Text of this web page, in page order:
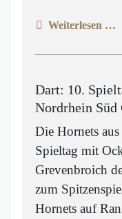
Weiterlesen …
Dart: 10.
Nordrhein Süd
Die Hornets
Spieltag mit
Grevenbroich
zum
Hornets auf